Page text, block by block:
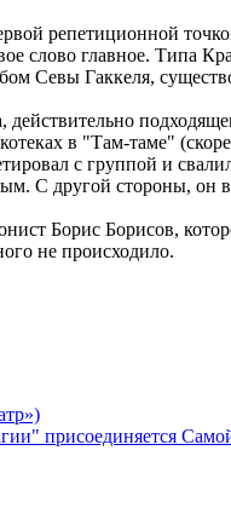
репетиционной
слово главное. Типа
Севы Гаккеля,
в "Там-таме"
с группой и
С другой стороны,
Борис Борисов,
не происходило.
присоединяется